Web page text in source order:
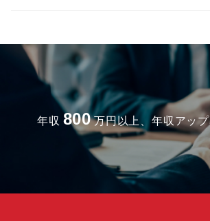
年収 800 万円以上、年収アッ